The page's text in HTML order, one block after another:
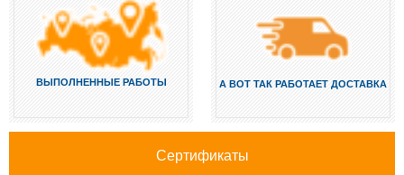
ВЫПОЛНЕННЫЕ РАБОТЫ А ВОТ ТАК РАБОТАЕТ ДОСТАВКА
Сертификаты